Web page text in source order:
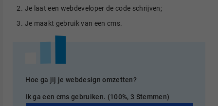
Je laat een webdeveloper de code schrijven;
Je maakt gebruik van een cms.
Hoe ga jij je webdesign omzetten?
Ik ga een cms gebruiken. (100%, 3 Stemmen)